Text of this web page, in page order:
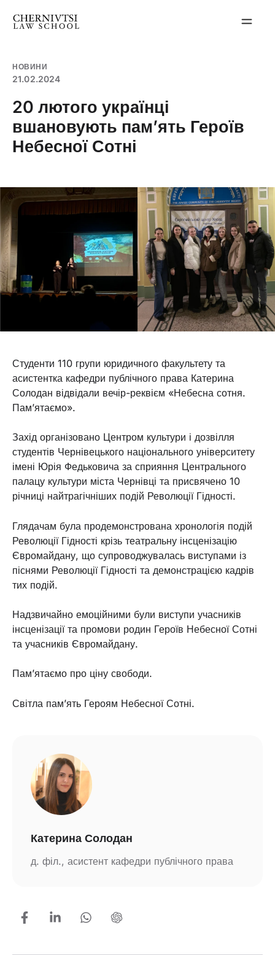
НОВИНИ
21.02.2024
20 лютого українці
вшановують памʼять Героїв
Небесної Сотні
Студенти 110 групи юридичного факультету та
асистентка кафедри публічного права Катерина
Солодан відвідали вечір-реквієм «Небесна сотня.
Памʼятаємо».
Захід організовано Центром культури і дозвілля
студентів Чернівецького національного університету
імені Юрія Федьковича за сприяння Центрального
палацу культури міста Чернівці та присвячено 10
річниці найтрагічніших подій Революції Гідності.
Глядачам була продемонстрована хронологія подій
Революції Гідності крізь театральну інсценізацію
Євромайдану, що супроводжувалась виступами із
піснями Революції Гідності та демонстрацією кадрів
тих подій.
Надзвичайно емоційними були виступи учасників
інсценізації та промови родин Героїв Небесної Сотні
та учасників Євромайдану.
Памʼятаємо про ціну свободи.
Світла памʼять Героям Небесної Сотні.
Катерина Солодан
д. філ., асистент кафедри публічного права